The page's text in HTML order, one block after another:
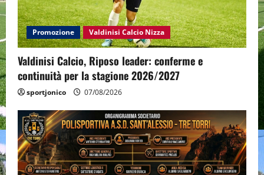
Promozione Valdinisi Calcio Nizza
Valdinisi Calcio, Riposo leader: conferme e
continuità per la stagione 2026/2027
sportjonico 07/08/2026